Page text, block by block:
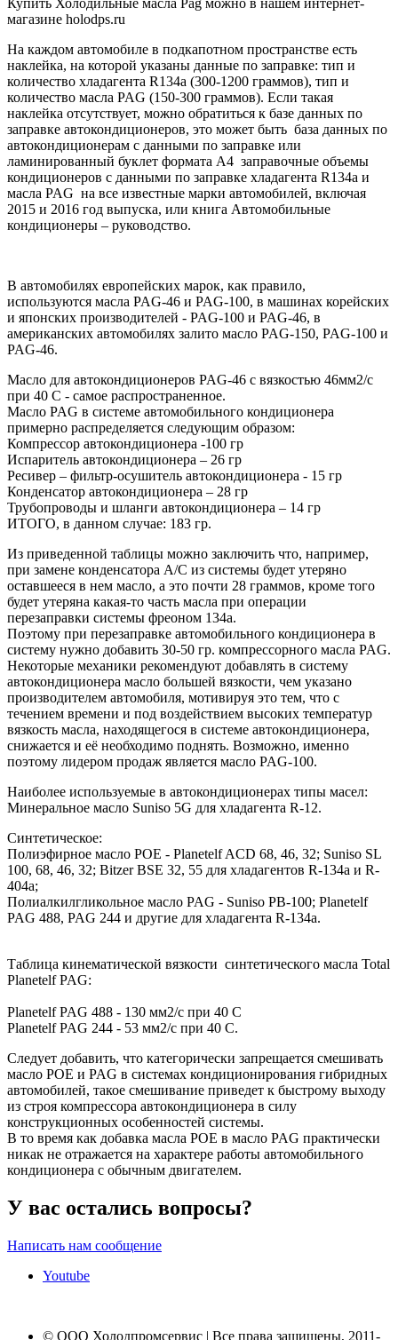
магазине holodps.ru
На каждом автомобиле в подкапотном пространстве есть
наклейка, на которой указаны данные по заправке: тип и
количество хладагента R134а (300-1200 граммов), тип и
количество масла PAG (150-300 граммов). Если такая
наклейка отсутствует, можно обратиться к базе данных по
заправке автокондиционеров, это может быть база данных по
автокондиционерам с данными по заправке или
ламинированный буклет формата А4 заправочные объемы
кондиционеров с данными по заправке хладагента R134а и
масла PAG на все известные марки автомобилей, включая
2015 и 2016 год выпуска, или книга Автомобильные
кондиционеры – руководство.
В автомобилях европейских марок, как правило,
используются масла PAG-46 и PAG-100, в машинах корейских
и японских производителей - PAG-100 и PAG-46, в
американских автомобилях залито масло PAG-150, PAG-100 и
PAG-46.
Масло для автокондиционеров PAG-46 с вязкостью 46мм2/с
при 40 C - самое распространенное.
Масло PAG в системе автомобильного кондиционера
примерно распределяется следующим образом:
Компрессор автокондиционера -100 гр
Испаритель автокондиционера – 26 гр
Ресивер – фильтр-осушитель автокондиционера - 15 гр
Конденсатор автокондиционера – 28 гр
Трубопроводы и шланги автокондиционера – 14 гр
ИТОГО, в данном случае: 183 гр.
Из приведенной таблицы можно заключить что, например,
при замене конденсатора A/C из системы будет утеряно
оставшееся в нем масло, а это почти 28 граммов, кроме того
будет утеряна какая-то часть масла при операции
перезаправки системы фреоном 134а.
Поэтому при перезаправке автомобильного кондиционера в
систему нужно добавить 30-50 гр. компрессорного масла PAG.
Некоторые механики рекомендуют добавлять в систему
автокондиционера масло большей вязкости, чем указано
производителем автомобиля, мотивируя это тем, что с
течением времени и под воздействием высоких температур
вязкость масла, находящегося в системе автокондиционера,
снижается и её необходимо поднять. Возможно, именно
поэтому лидером продаж является масло PAG-100.
Наиболее используемые в автокондиционерах типы масел:
Минеральное масло Suniso 5G для хладагента R-12.
Синтетическое:
Полиэфирное масло POE - Planetelf ACD 68, 46, 32; Suniso SL
100, 68, 46, 32; Bitzer BSE 32, 55 для хладагентов R-134a и R-
404а;
Полиалкилгликольное масло PAG - Suniso PB-100; Planetelf
PAG 488, PAG 244 и другие для хладагента R-134a.
Таблица кинематической вязкости синтетического масла Total
Planetelf PAG:
Planetelf PAG 488 - 130 мм2/с при 40 C
Planetelf PAG 244 - 53 мм2/с при 40 C.
Следует добавить, что категорически запрещается смешивать
масло POE и PAG в системах кондиционирования гибридных
автомобилей, такое смешивание приведет к быстрому выходу
из строя компрессора автокондиционера в силу
конструкционных особенностей системы.
В то время как добавка масла POE в масло PAG практически
никак не отражается на характере работы автомобильного
кондиционера с обычным двигателем.
У вас остались вопросы?
Написать нам сообщение
Youtube
© ООО Холодпромсервис | Все права защищены, 2011-